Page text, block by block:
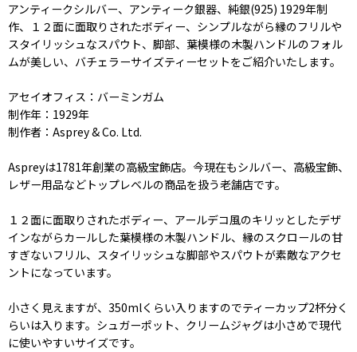
アンティークシルバー、アンティーク銀器、純銀(925) 1929年制
作、１２面に面取りされたボディー、シンプルながら縁のフリルや
スタイリッシュなスパウト、脚部、葉模様の木製ハンドルのフォル
ムが美しい、バチェラーサイズティーセットをご紹介いたします。
アセイオフィス：バーミンガム
制作年：1929年
制作者：Asprey & Co. Ltd.
Aspreyは1781年創業の高級宝飾店。今現在もシルバー、高級宝飾、
レザー用品などトップレベルの商品を扱う老舗店です。
１２面に面取りされたボディー、アールデコ風のキリッとしたデザ
インながらカールした葉模様の木製ハンドル、縁のスクロールの甘
すぎないフリル、スタイリッシュな脚部やスパウトが素敵なアクセ
ントになっています。
小さく見えますが、350mlくらい入りますのでティーカップ2杯分く
らいは入ります。シュガーポット、クリームジャグは小さめで現代
に使いやすいサイズです。